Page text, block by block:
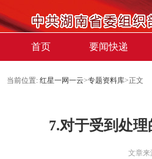
首页 要闻快递
当前位置: 红星一网一云>专题资料库>正文
7.对于受到处
文章来